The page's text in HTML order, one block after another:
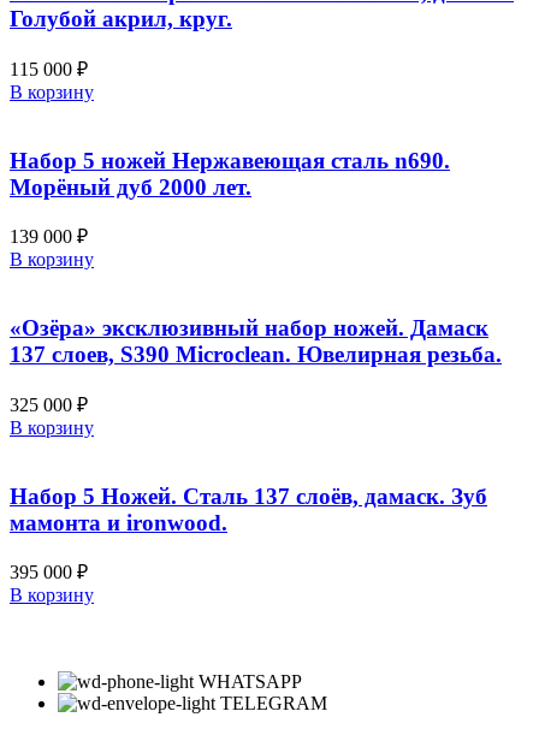
Опции
Голубой акрил, круг.
115 000 ₽
В корзину
Набор 5 ножей Нержавеющая сталь n690.
Морёный дуб 2000 лет.
139 000 ₽
В корзину
«Озёра» эксклюзивный набор ножей. Дамаск
137 слоев, S390 Microclean. Ювелирная резьба.
325 000 ₽
В корзину
Набор 5 Ножей. Сталь 137 слоёв, дамаск. Зуб
мамонта и ironwood.
395 000 ₽
В корзину
WHATSAPP
TELEGRAM